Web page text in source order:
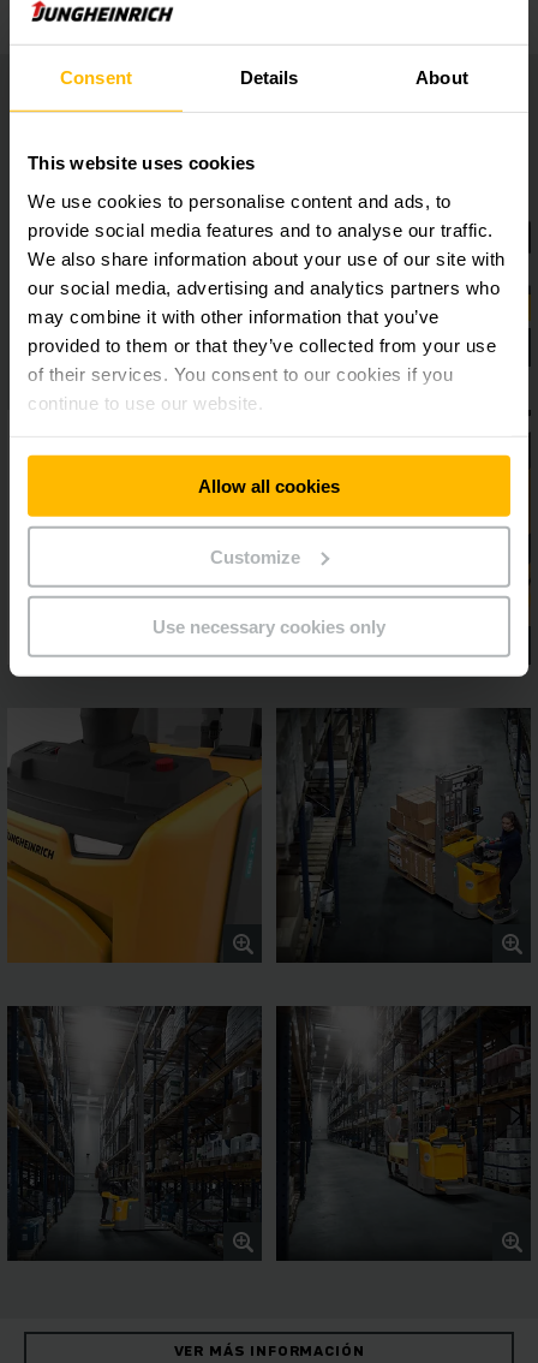
Consent Details About
This website uses cookies
We use cookies to personalise content and ads, to
provide social media features and to analyse our traffic.
We also share information about your use of our site with
our social media, advertising and analytics partners who
may combine it with other information that you’ve
provided to them or that they’ve collected from your use
of their services. You consent to our cookies if you
continue to use our website.
Allow all cookies
Customize
Use necessary cookies only
VER MÁS INFORMACIÓN